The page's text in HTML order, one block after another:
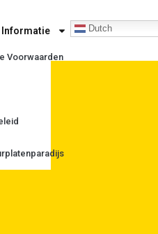
Informatie
Voorwaarden
Dutch